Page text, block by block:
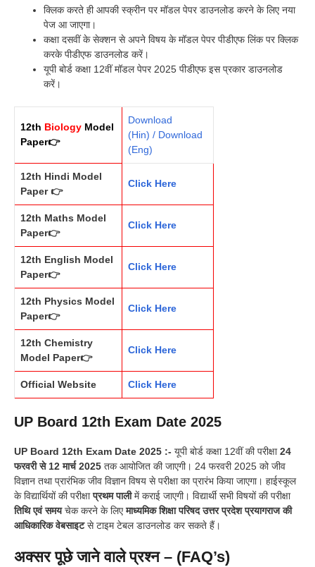
क्लिक करते ही आपकी स्क्रीन पर मॉडल पेपर डाउनलोड करने के लिए नया
पेज आ जाएगा।
कक्षा दसवीं के सेक्शन से अपने विषय के मॉडल पेपर पीडीएफ लिंक पर क्लिक
करके पीडीएफ डाउनलोड करें।
यूपी बोर्ड कक्षा 12वीं मॉडल पेपर 2025 पीडीएफ इस प्रकार डाउनलोड
करें।
12th Biology Model
Paper👉
Download
(Hin) / Download
(Eng)
12th Hindi Model
Paper 👉
Click Here
12th Maths Model
Paper👉
Click Here
12th English Model
Paper👉
Click Here
12th Physics Model
Paper👉
Click Here
12th Chemistry
Model Paper👉
Click Here
Official Website Click Here
UP Board 12th Exam Date 2025
UP Board 12th Exam Date 2025 :- यूपी बोर्ड कक्षा 12वीं की परीक्षा24
फरवरी से 12 मार्च 2025 तक आयोजित की जाएगी। 24 फरवरी 2025 को जीव
विज्ञान तथा प्रारंभिक जीव विज्ञान विषय से परीक्षा का प्रारंभ किया जाएगा। हाईस्कूल
के विद्यार्थियों की परीक्षाप्रथम पालीमें कराई जाएगी। विद्यार्थी सभी विषयों की परीक्षा
तिथि एवं समयचेक करने के लिएमाध्यमिक शिक्षा परिषद उत्तर प्रदेश प्रयागराज की
आधिकारिक वेबसाइटसे टाइम टेबल डाउनलोड कर सकते हैं।
अक्सर पूछे जाने वाले प्रश्न – (FAQ’s)